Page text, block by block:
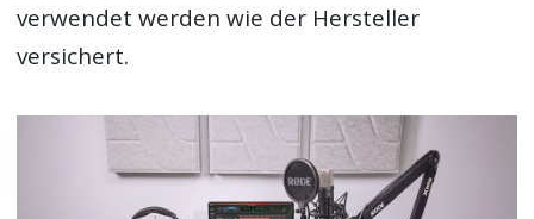
verwendet werden wie der Hersteller
versichert.